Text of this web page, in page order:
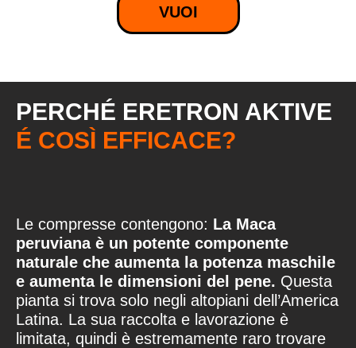
VUOI
PERCHÉ ERETRON AKTIVE
É COSÌ EFFICACE?
Le compresse contengono: La Maca
peruviana è un potente componente
naturale che aumenta la potenza maschile
e aumenta le dimensioni del pene. Questa
pianta si trova solo negli altopiani dell’America
Latina. La sua raccolta e lavorazione è
limitata, quindi è estremamente raro trovare